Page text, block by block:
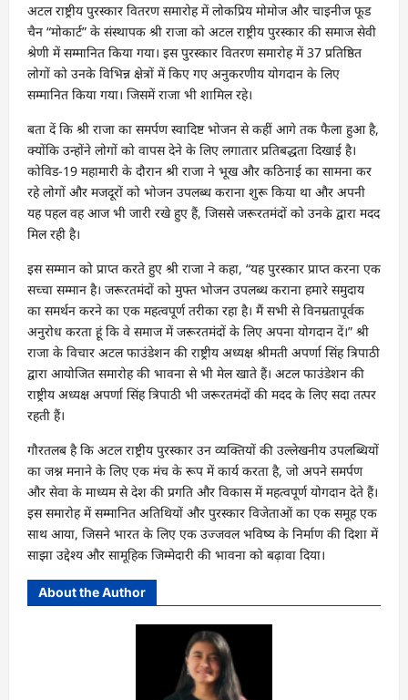
अटल राष्ट्रीय पुरस्कार वितरण समारोह में लोकप्रिय मोमोज और चाइनीज फूड
चैन “मोकार्ट” के संस्थापक श्री राजा को अटल राष्ट्रीय पुरस्कार की समाज सेवी
श्रेणी में सम्मानित किया गया। इस पुरस्कार वितरण समारोह में 37 प्रतिष्ठित
लोगों को उनके विभिन्न क्षेत्रों में किए गए अनुकरणीय योगदान के लिए
सम्मानित किया गया। जिसमें राजा भी शामिल रहे।
बता दें कि श्री राजा का समर्पण स्वादिष्ट भोजन से कहीं आगे तक फैला हुआ है,
क्योंकि उन्होंने लोगों को वापस देने के लिए लगातार प्रतिबद्धता दिखाई है।
कोविड-19 महामारी के दौरान श्री राजा ने भूख और कठिनाई का सामना कर
रहे लोगों और मजदूरों को भोजन उपलब्ध कराना शुरू किया था और अपनी
यह पहल वह आज भी जारी रखे हुए हैं, जिससे जरूरतमंदों को उनके द्वारा मदद
मिल रही है।
इस सम्मान को प्राप्त करते हुए श्री राजा ने कहा, “यह पुरस्कार प्राप्त करना एक
सच्चा सम्मान है। जरूरतमंदों को मुफ्त भोजन उपलब्ध कराना हमारे समुदाय
का समर्थन करने का एक महत्वपूर्ण तरीका रहा है। मैं सभी से विनम्रतापूर्वक
अनुरोध करता हूं कि वे समाज में जरूरतमंदों के लिए अपना योगदान दें।” श्री
राजा के विचार अटल फाउंडेशन की राष्ट्रीय अध्यक्ष श्रीमती अपर्णा सिंह त्रिपाठी
द्वारा आयोजित समारोह की भावना से भी मेल खाते हैं। अटल फाउंडेशन की
राष्ट्रीय अध्यक्ष अपर्णा सिंह त्रिपाठी भी जरूरतमंदों की मदद के लिए सदा तत्पर
रहती हैं।
गौरतलब है कि अटल राष्ट्रीय पुरस्कार उन व्यक्तियों की उल्लेखनीय उपलब्धियों
का जश्न मनाने के लिए एक मंच के रूप में कार्य करता है, जो अपने समर्पण
और सेवा के माध्यम से देश की प्रगति और विकास में महत्वपूर्ण योगदान देते हैं।
इस समारोह में सम्मानित अतिथियों और पुरस्कार विजेताओं का एक समूह एक
साथ आया, जिसने भारत के लिए एक उज्जवल भविष्य के निर्माण की दिशा में
साझा उद्देश्य और सामूहिक जिम्मेदारी की भावना को बढ़ावा दिया।
About the Author